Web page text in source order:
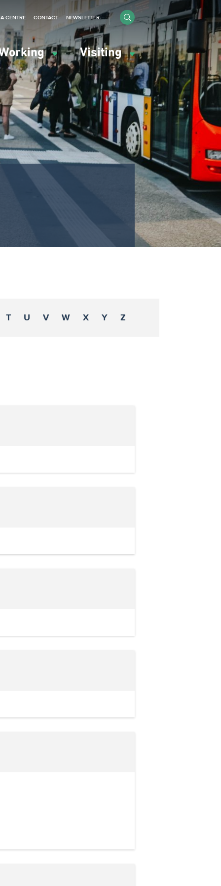
Visiting
CENTRE CONTACT NEWSLETTER
T U V W X Y Z